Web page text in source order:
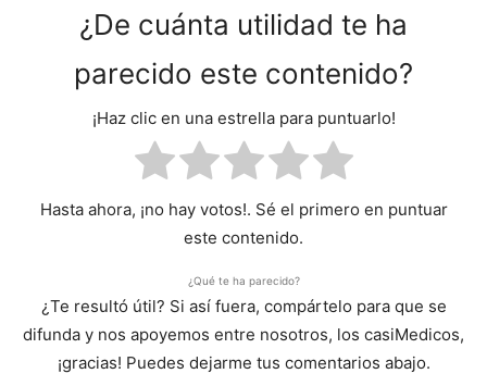
¿De cuánta utilidad te ha
parecido este contenido?
¡Haz clic en una estrella para puntuarlo!
Hasta ahora, ¡no hay votos!. Sé el primero en puntuar
este contenido.
¿Qué te ha parecido?
¿Te resultó útil? Si así fuera, compártelo para que se
difunda y nos apoyemos entre nosotros, los casiMedicos,
¡gracias! Puedes dejarme tus comentarios abajo.